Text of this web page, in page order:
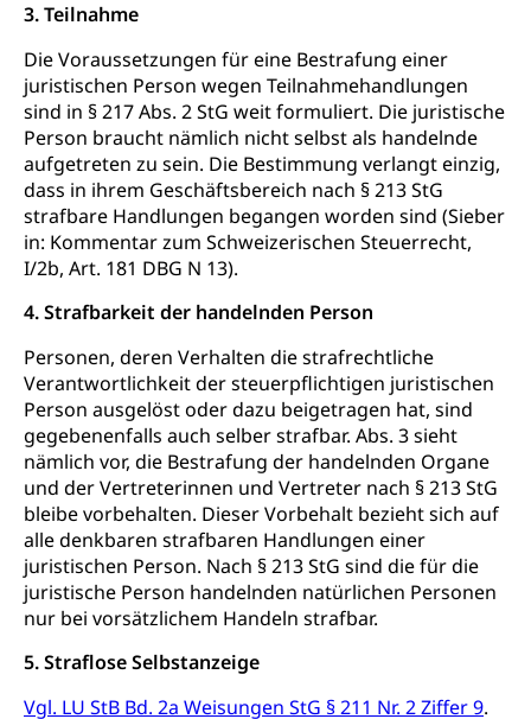
3. Teilnahme
Die Voraussetzungen für eine Bestrafung einer
juristischen Person wegen Teilnahmehandlungen
sind in § 217 Abs. 2 StG weit formuliert. Die juristische
Person braucht nämlich nicht selbst als handelnde
aufgetreten zu sein. Die Bestimmung verlangt einzig,
dass in ihrem Geschäftsbereich nach § 213 StG
strafbare Handlungen begangen worden sind (Sieber
in: Kommentar zum Schweizerischen Steuerrecht,
I/2b, Art. 181 DBG N 13).
4. Strafbarkeit der handelnden Person
Personen, deren Verhalten die strafrechtliche
Verantwortlichkeit der steuerpflichtigen juristischen
Person ausgelöst oder dazu beigetragen hat, sind
gegebenenfalls auch selber strafbar. Abs. 3 sieht
nämlich vor, die Bestrafung der handelnden Organe
und der Vertreterinnen und Vertreter nach § 213 StG
bleibe vorbehalten. Dieser Vorbehalt bezieht sich auf
alle denkbaren strafbaren Handlungen einer
juristischen Person. Nach § 213 StG sind die für die
juristische Person handelnden natürlichen Personen
nur bei vorsätzlichem Handeln strafbar.
5. Straflose Selbstanzeige
Vgl. LU StB Bd. 2a Weisungen StG § 211 Nr. 2 Ziffer 9.
Adoptivkind, Adoptiveltern, Adoptionsvermittlung,
Adoptionsverfahren, elterliche Gewalt, elterliche
Sorge
Adoption
Aufenthaltsbewilligungen
Niederlassungsbewilligung, Aufenthalt,
Niederlassung, Wohnsitz
Amt für Migration
Ausweise und Bescheinigungen
Reisepass, Identitätskarte, Visum, Geburtsurkunde
Jagdausweis, Fischereiausweis
Strafregisterauszug bestellen
Waffen, Sprengstoffe und Pyrotechnik
Reisepass, Identitätskarte
Strassenverkehrsamt (Führerausweis,
Fahrzeugausweis)
Namensänderungen
Nationalität, Staatsangehörigkeit,
Staatsbürgerschaft, Bürgerrecht, Erwerb des
Bürgerrechts, Verlust des Bürgerrechts,
Einbürgerungsverfahren
Einbürgerungen
Geburt
Geburtsurkunde, Geburtsschein, Geburtsanzeige
Familienzulagen (WAS Luzern)
Schwangerschaft / Geburt (gruezi.lu.ch)
Kinder und Jugendliche
Mündigkeit, Kindesschutz, Jugendschutz
Kinder- und Jugendförderung
Psychische Gesundheit
Pflege / Pflegeheim
Hauspflege, spitalexterne Pflege, Spitex